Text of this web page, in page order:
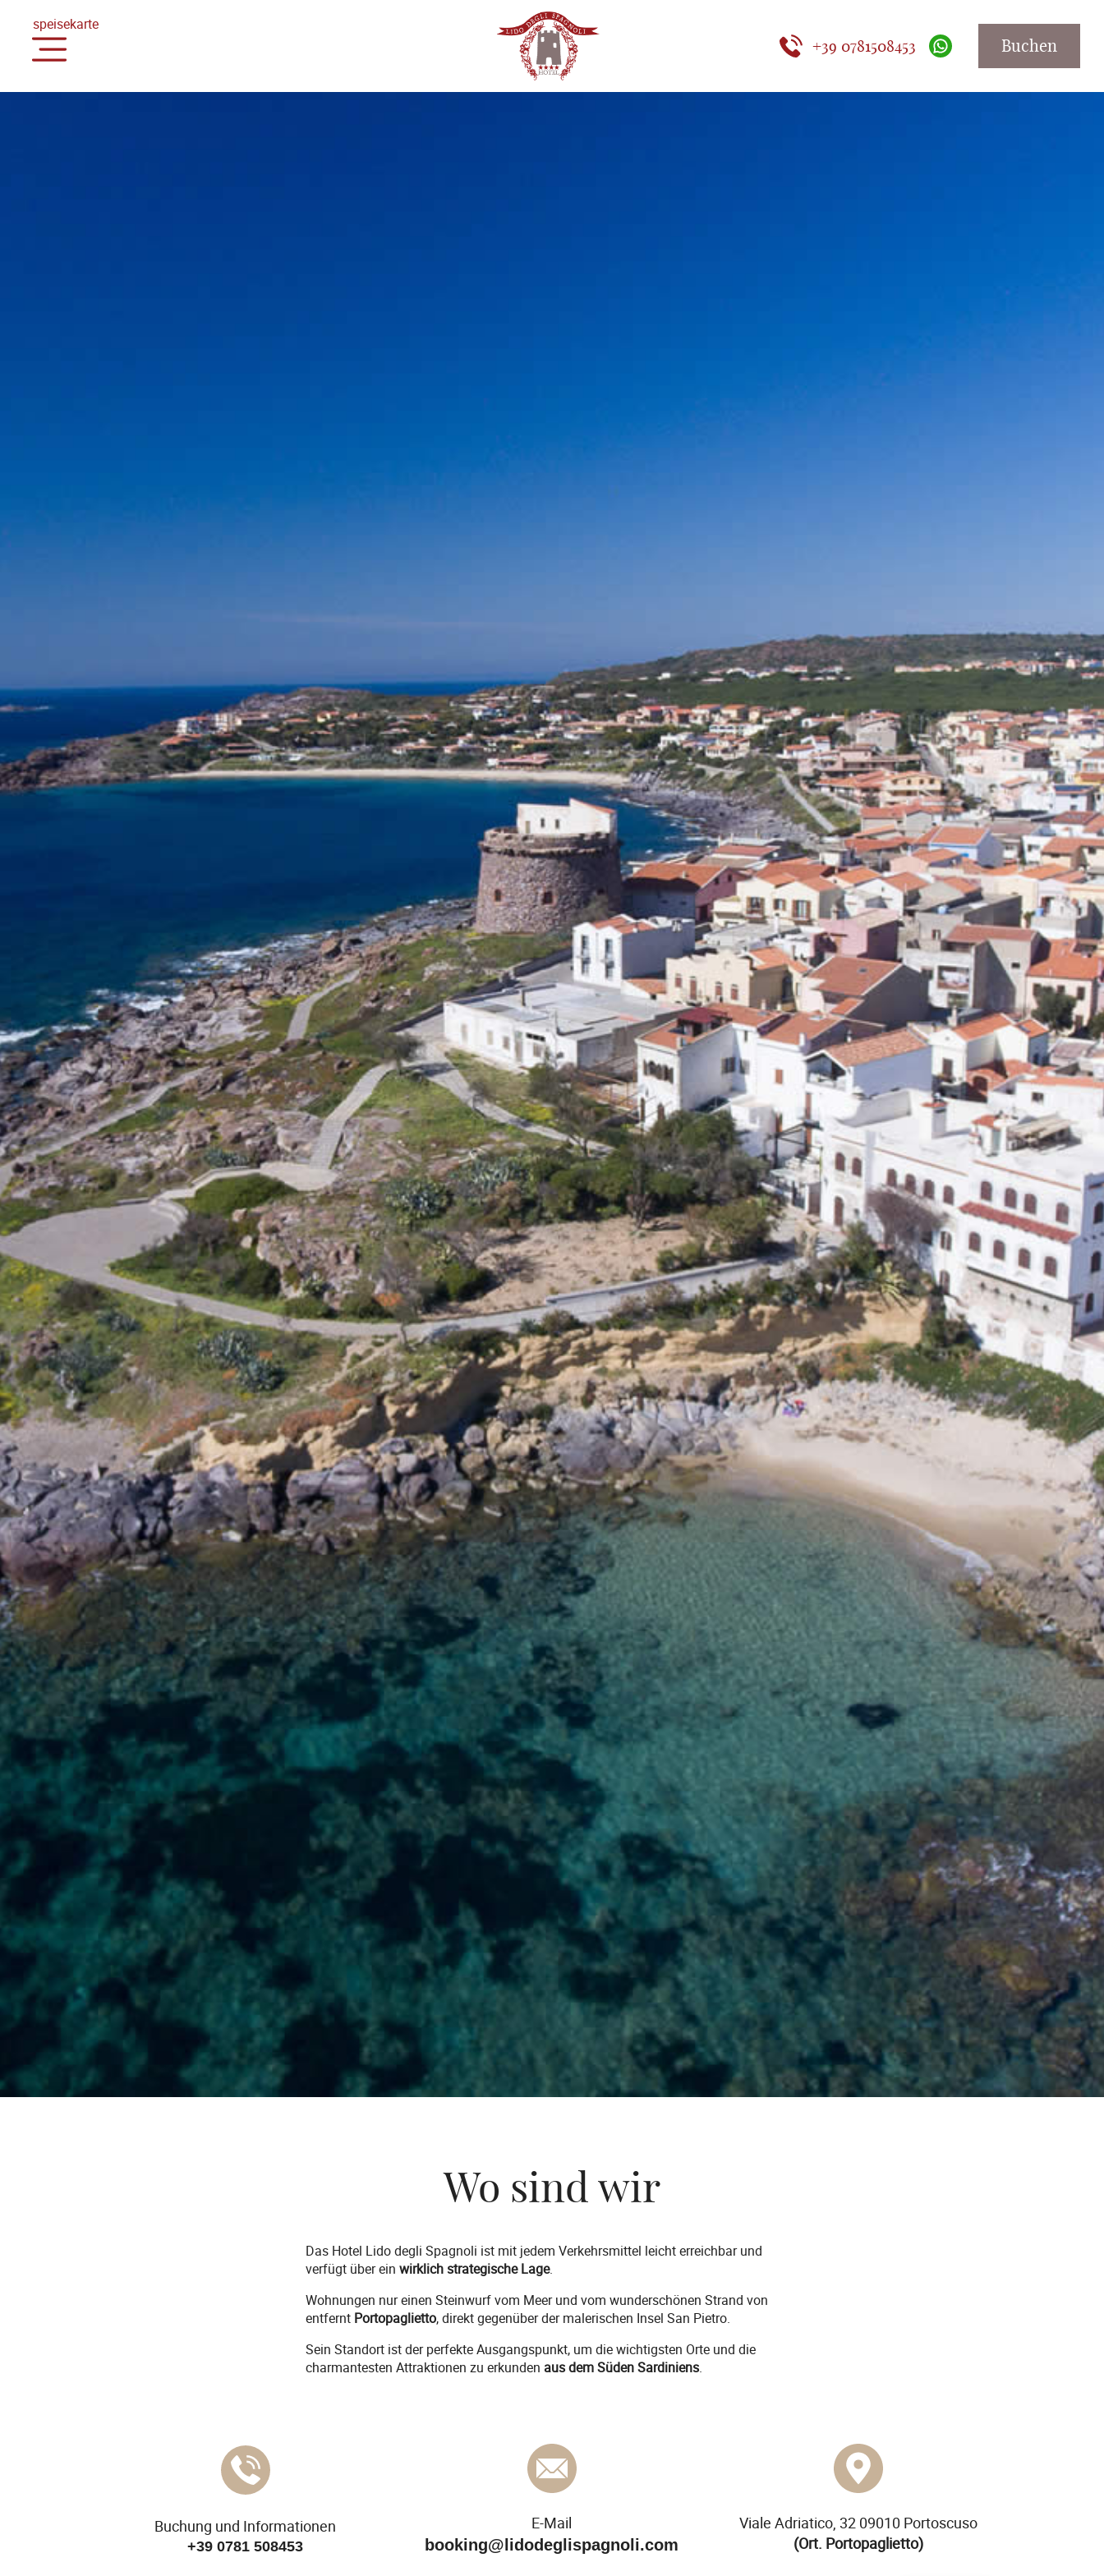
speisekarte
+39 0781508453 Buchen
Wo sind wir
Das Hotel Lido degli Spagnoli ist mit jedem Verkehrsmittel leicht erreichbar und
verfügt über ein wirklich strategische Lage.
Wohnungen nur einen Steinwurf vom Meer und vom wunderschönen Strand von
entfernt Portopaglietto, direkt gegenüber der malerischen Insel San Pietro.
Sein Standort ist der perfekte Ausgangspunkt, um die wichtigsten Orte und die
charmantesten Attraktionen zu erkunden aus dem Süden Sardiniens.
Buchung und Informationen
+39 0781 508453
E-Mail
booking@lidodeglispagnoli.com
Viale Adriatico, 32 09010 Portoscuso
(Ort. Portopaglietto)
French